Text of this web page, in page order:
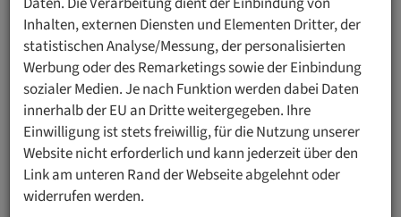
Zurück
Internationales Seminar «One Health
and Law» der UFL und der KUL in
Lublin
Inhalten, externen Diensten und Elementen Dritter, der
statistischen Analyse/Messung, der personalisierten
Werbung oder des Remarketings sowie der Einbindung
sozialer Medien. Je nach Funktion werden dabei Daten
innerhalb der EU an Dritte weitergegeben. Ihre
Einwilligung ist stets freiwillig, für die Nutzung unserer
Website nicht erforderlich und kann jederzeit über den
Link am unteren Rand der Webseite abgelehnt oder
widerrufen werden.